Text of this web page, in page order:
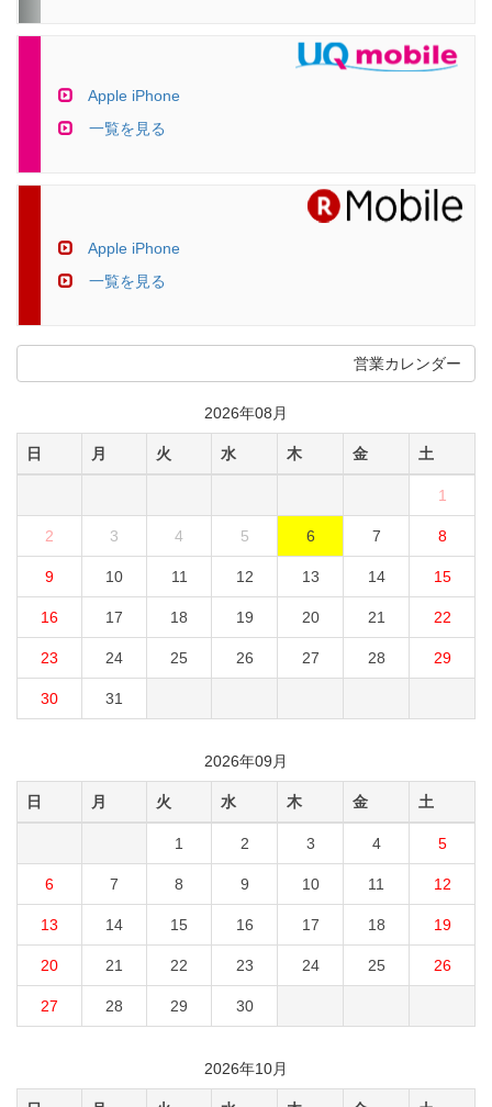
Apple iPhone
一覧を見る
Apple iPhone
一覧を見る
営業カレンダー
2026年08月
日 月 火 水 木 金 土
1
2 3 4 5 6 7 8
9 10 11 12 13 14 15
16 17 18 19 20 21 22
23 24 25 26 27 28 29
30 31
2026年09月
日 月 火 水 木 金 土
1 2 3 4 5
6 7 8 9 10 11 12
13 14 15 16 17 18 19
20 21 22 23 24 25 26
27 28 29 30
2026年10月